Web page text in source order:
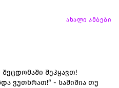
ახალი ამბები
შეჰყავთ!
ვუთხრათ!“ - საშიშია თუ